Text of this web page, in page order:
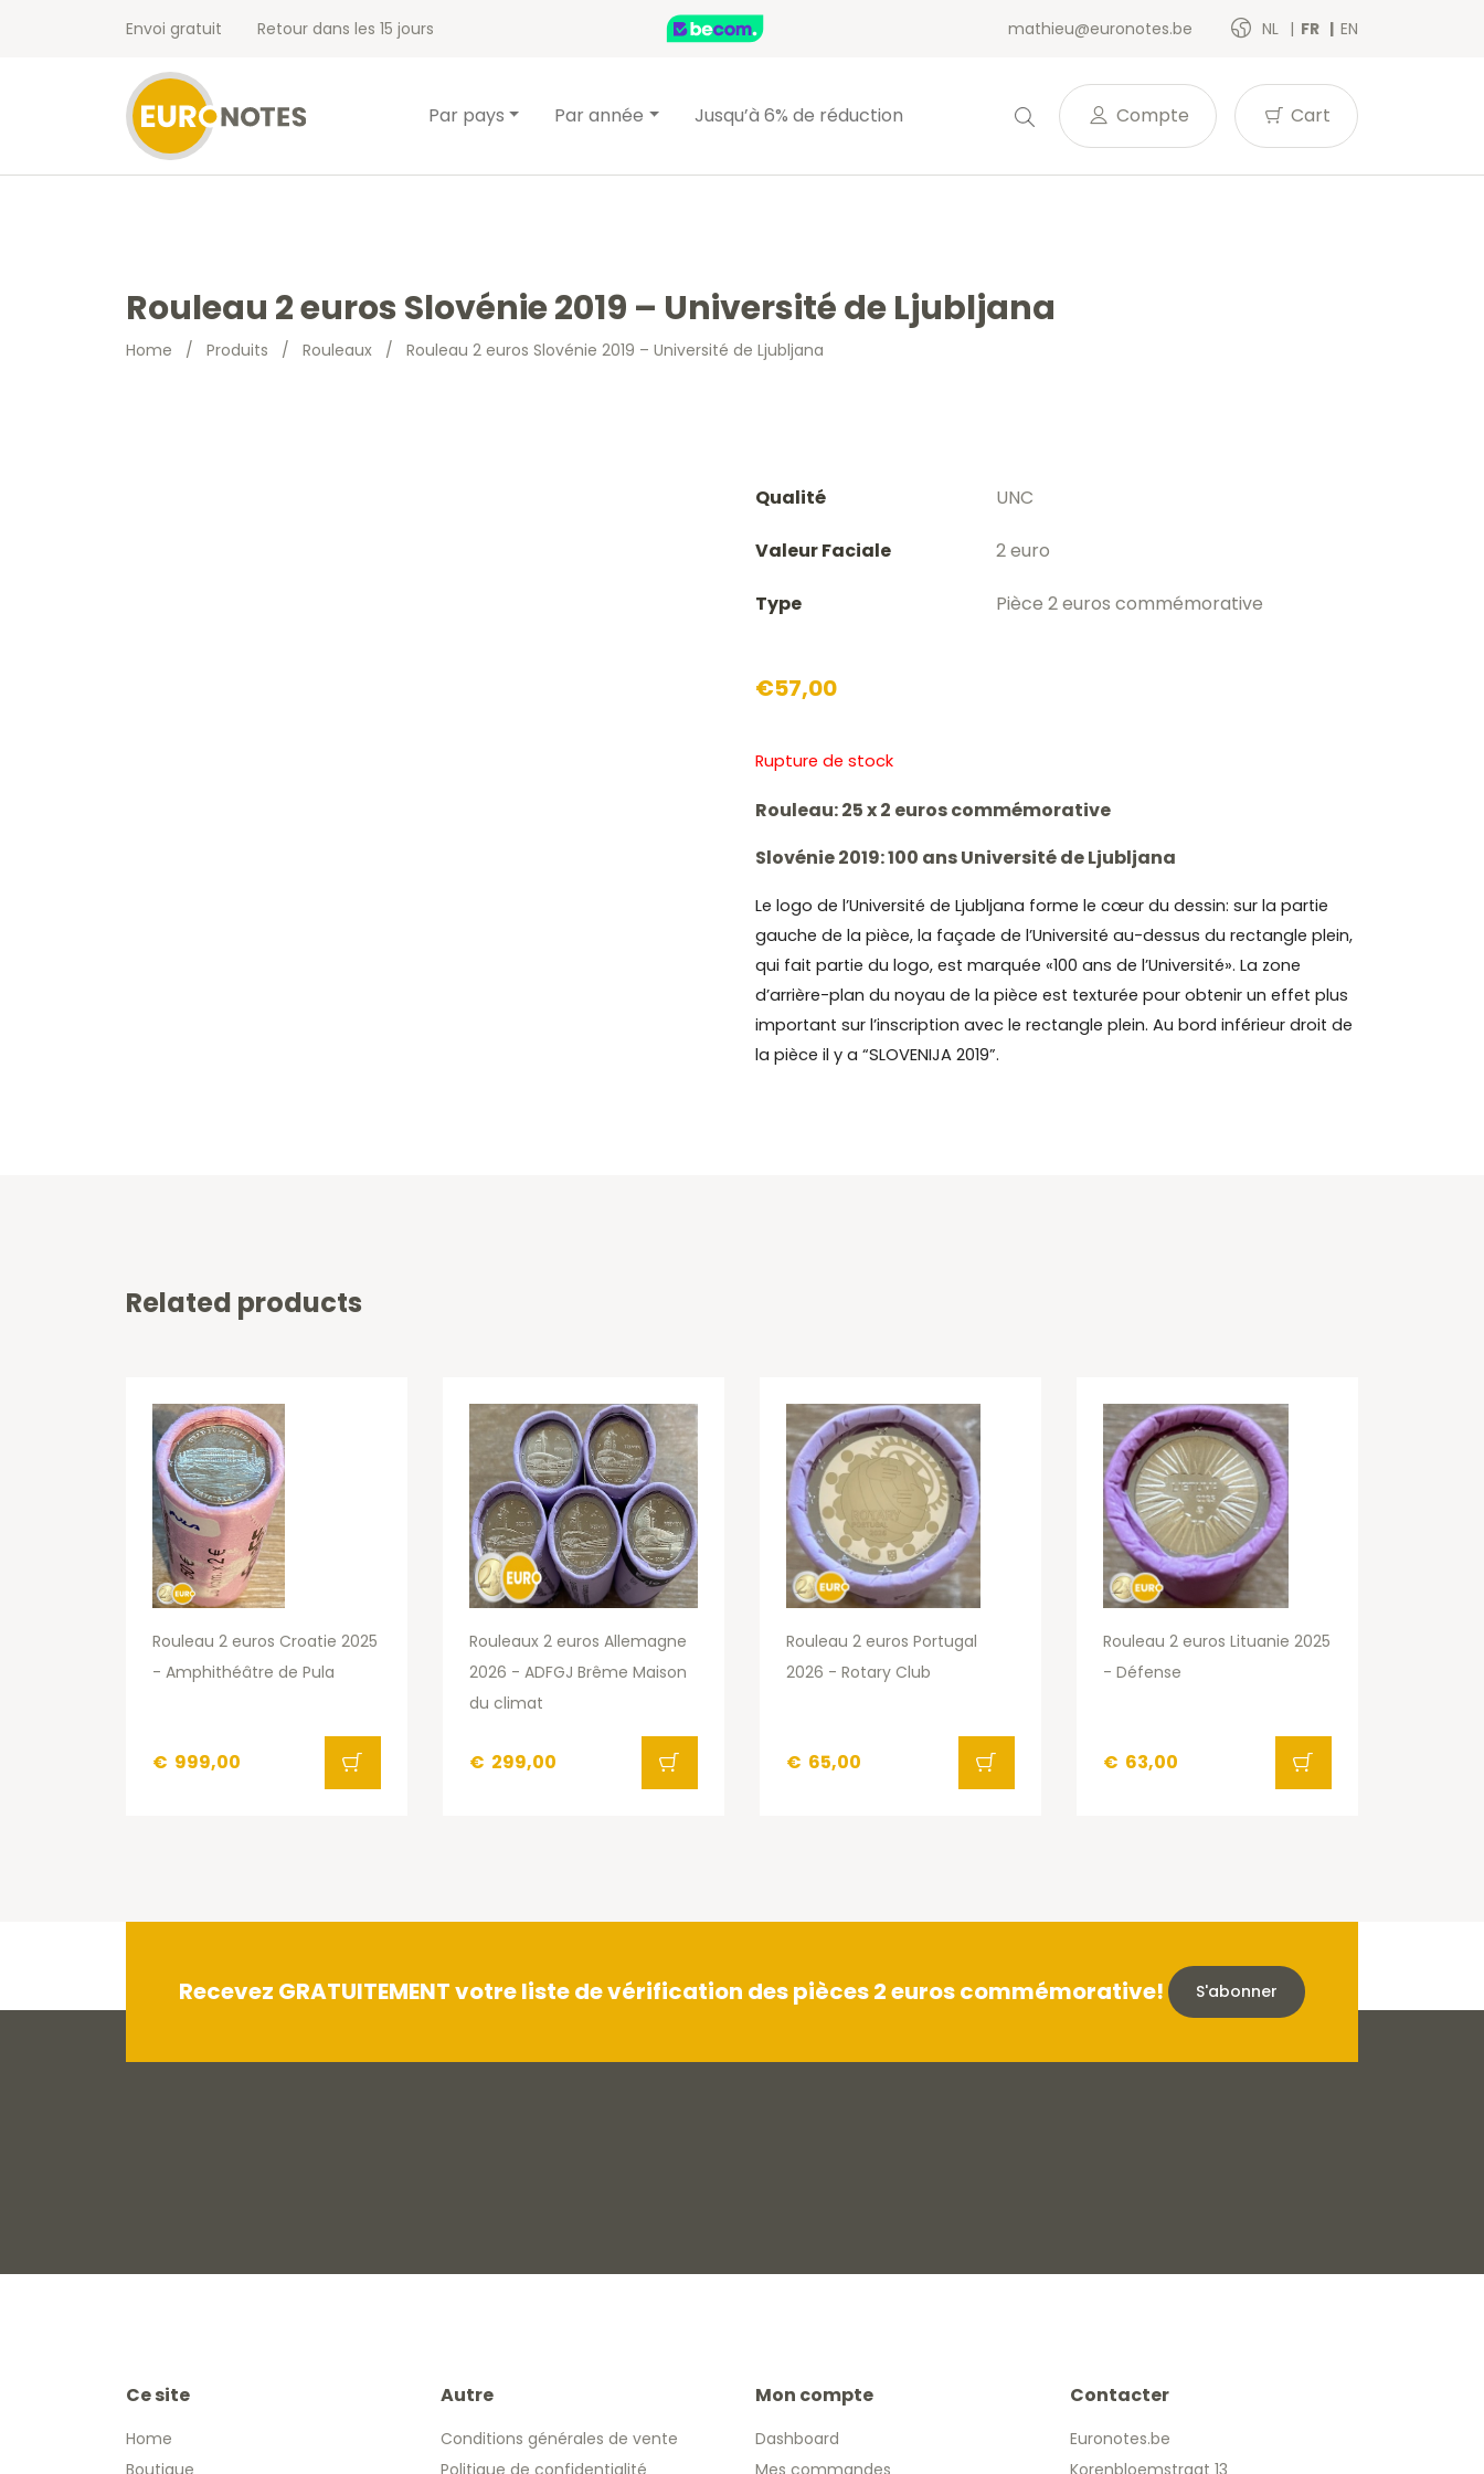
Envoi gratuit Retour dans les 15 jours mathieu@euronotes.be NL FR EN
Par pays Par année Jusqu’à 6% de réduction Compte Cart
Rouleau 2 euros Slovénie 2019 – Université de Ljubljana
Home / Produits / Rouleaux / Rouleau 2 euros Slovénie 2019 – Université de Ljubljana
Qualité UNC
Valeur Faciale 2 euro
Type Pièce 2 euros commémorative
€57,00
Rupture de stock
Rouleau: 25 x 2 euros commémorative
Slovénie 2019: 100 ans Université de Ljubljana
Le logo de l’Université de Ljubljana forme le cœur du dessin: sur la partie
gauche de la pièce, la façade de l’Université au-dessus du rectangle plein,
qui fait partie du logo, est marquée «100 ans de l’Université». La zone
d’arrière-plan du noyau de la pièce est texturée pour obtenir un effet plus
important sur l’inscription avec le rectangle plein. Au bord inférieur droit de
la pièce il y a “SLOVENIJA 2019”.
Related products
Rouleau 2 euros Croatie 2025
- Amphithéâtre de Pula
€ 999,00
Rouleaux 2 euros Allemagne
2026 - ADFGJ Brême Maison
du climat
€ 299,00
Rouleau 2 euros Portugal
2026 - Rotary Club
€ 65,00
Rouleau 2 euros Lituanie 2025
- Défense
€ 63,00
Recevez GRATUITEMENT votre liste de vérification des pièces 2 euros commémorative! S'abonner
Ce site
Home
Boutique
Autre
Conditions générales de vente
Politique de confidentialité
Mon compte
Dashboard
Mes commandes
Contacter
Euronotes.be
Korenbloemstraat 13